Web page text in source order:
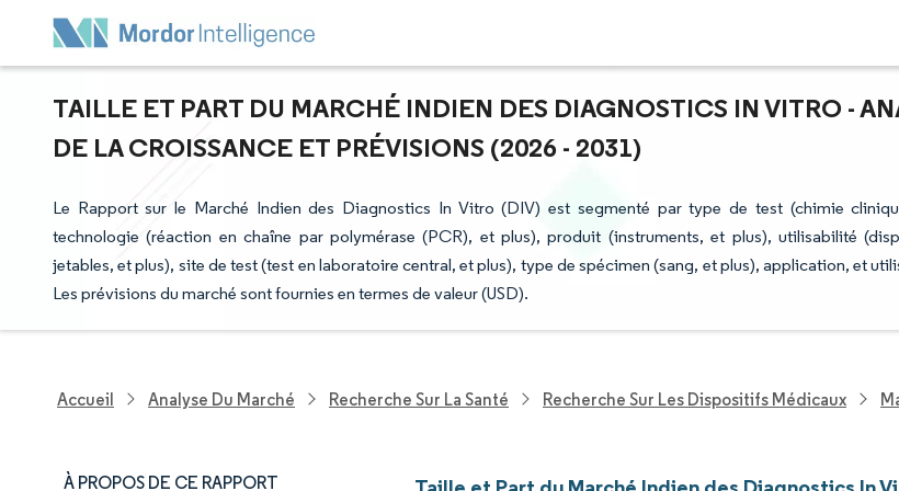
TAILLE ET PART DU MARCHÉ INDIEN DES DIAGNOSTICS IN VITRO -
DE LA CROISSANCE ET PRÉVISIONS (2026 - 2031)
Le Rapport sur le Marché Indien des Diagnostics In Vitro (DIV) est segmenté par type de test (chimie
technologie (réaction en chaîne par polymérase (PCR), et plus), produit (instruments, et plus), utilisabilité
jetables, et plus), site de test (test en laboratoire central, et plus), type de spécimen (sang, et plus), application, et
Les prévisions du marché sont fournies en termes de valeur (USD).
Accueil Analyse Du Marché Recherche Sur La Santé Recherche Sur Les Dispositifs Médicaux
À PROPOS DE CE RAPPORT